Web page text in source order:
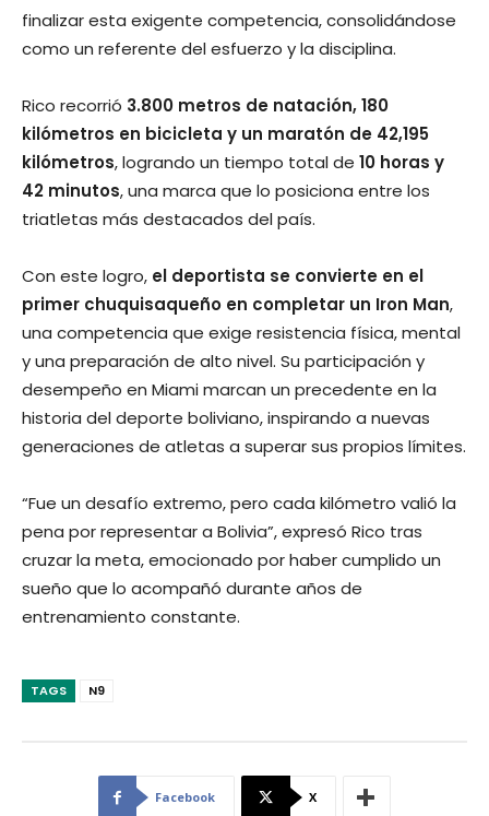
finalizar esta exigente competencia, consolidándose
como un referente del esfuerzo y la disciplina.
Rico recorrió 3.800 metros de natación, 180
kilómetros en bicicleta y un maratón de 42,195
kilómetros, logrando un tiempo total de 10 horas y
42 minutos, una marca que lo posiciona entre los
triatletas más destacados del país.
Con este logro, el deportista se convierte en el
primer chuquisaqueño en completar un Iron Man,
una competencia que exige resistencia física, mental
y una preparación de alto nivel. Su participación y
desempeño en Miami marcan un precedente en la
historia del deporte boliviano, inspirando a nuevas
generaciones de atletas a superar sus propios límites.
“Fue un desafío extremo, pero cada kilómetro valió la
pena por representar a Bolivia”, expresó Rico tras
cruzar la meta, emocionado por haber cumplido un
sueño que lo acompañó durante años de
entrenamiento constante.
TAGS N9
Facebook X